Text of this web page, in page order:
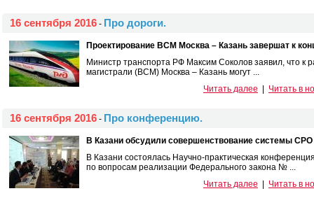
16 сентября 2016 - Про дороги.
Проектирование ВСМ Москва – Казань завершат к
Министр транспорта РФ Максим Соколов заявил, что к
магистрали (ВСМ) Москва – Казань могут ...
Читать далее
Читать в
16 сентября 2016 - Про конференцию.
В Казани обсудили совершенствование системы СРО
В Казани состоялась Научно-практическая
по вопросам реализации Федерального закона № ...
Читать далее
Читать в